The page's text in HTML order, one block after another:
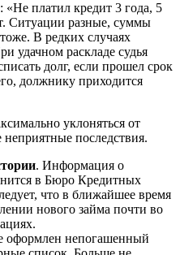
«Не платил кредит 3 года, 5
Ситуации разные, суммы
В редких случаях
удачном раскладе судья
долг, если прошел срок
должнику приходится
уклоняться от
последствия.
. Информация о
в Бюро Кредитных
что в ближайшее время
нового займа почти во
оформлен непогашенный